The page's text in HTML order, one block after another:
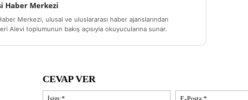
Haber Merkezi
Merkezi, ulusal ve uluslararası haber ajanslarından
Alevi toplumunun bakış açısıyla okuyucularına sunar.
CEVAP VER
İsim:*